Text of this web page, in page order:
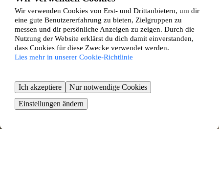
Wir verwenden Cookies von Erst- und Drittanbietern, um dir
eine gute Benutzererfahrung zu bieten, Zielgruppen zu
messen und dir persönliche Anzeigen zu zeigen. Durch die
Nutzung der Website erklärst du dich damit einverstanden,
dass Cookies für diese Zwecke verwendet werden.
Lies mehr in unserer Cookie-Richtlinie
Ich akzeptiere
Nur notwendige Cookies
Einstellungen ändern
Oeversee
Mittelangeln
Steinbergkirche
Boren
Stapel
Brodersby-Goltoft
Steinberg
So funktioniert es
Wir gleichen dein Zuhause und deine Wünsche mit den Angaben